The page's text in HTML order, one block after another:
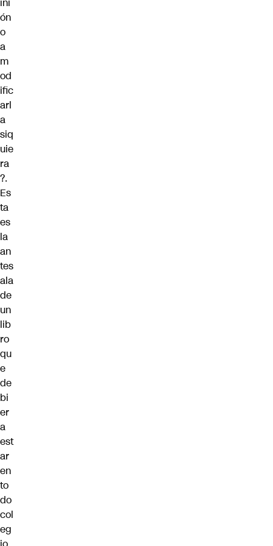
ón
o
a
m
od
ific
arl
a
siq
uie
ra
?.
Es
ta
es
la
an
tes
ala
de
un
lib
ro
qu
e
de
bi
er
a
est
ar
en
to
do
col
eg